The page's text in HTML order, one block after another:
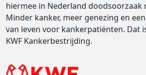
hiermee in Nederland doodsoorzaak
Minder kanker, meer genezing en
van leven voor kankerpatiënten. Dat
KWF Kankerbestrijding.